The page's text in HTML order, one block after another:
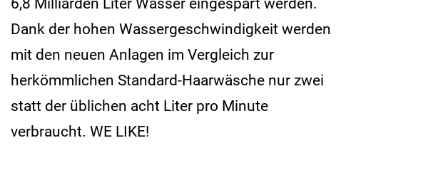
6,8 Milliarden Liter Wasser eingespart werden.
Dank der hohen Wassergeschwindigkeit werden
mit den neuen Anlagen im Vergleich zur
herkömmlichen Standard-Haarwäsche nur zwei
statt der üblichen acht Liter pro Minute
verbraucht. WE LIKE!